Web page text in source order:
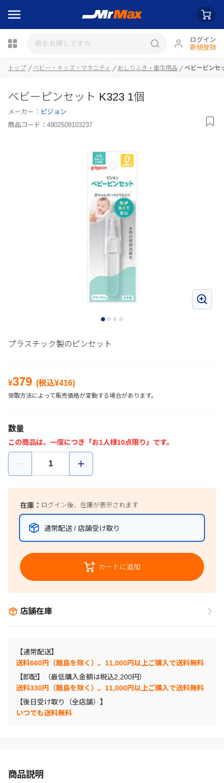
ログイン
新規登録
トップ ベビー・キッズ・マタニティ おしりふき・衛生用品 ベビーピンセ
ベビーピンセット K323 1個
メーカー： ピジョン
商品コード： 4902508103237
プラスチック製のピンセット
¥379 (税込¥416)
受取方法によって販売価格が変動する場合があります。
数量
この商品は、一度につき「お1人様10点限り」です。
在庫： ログイン後、在庫が表示されます
通常配送 / 店舗受け取り
カートに追加
店舗在庫
【通常配送】
送料660円（離島を除く）。11,000円以上ご購入で送料無料
【即配】（最低購入金額は税込2,200円）
送料330円（離島を除く）。11,000円以上ご購入で送料無料
【後日受け取り（全店舗）】
いつでも送料無料
商品説明